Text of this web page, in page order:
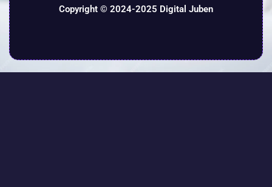
Copyright © 2024-2025 Digital Juben